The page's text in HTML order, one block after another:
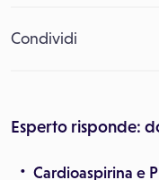
Condividi
Esperto risponde:
Cardioaspirina e